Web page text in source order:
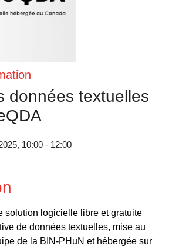
données textuelles
10:00 - 12:00
solution logicielle libre et gratuite
de données textuelles, mise au
de la BIN-PHuN et hébergée sur